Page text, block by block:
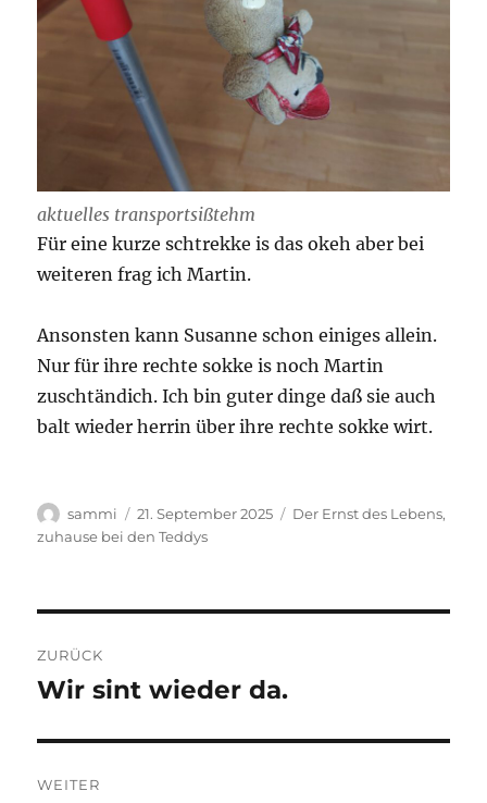
aktuelles transportsißtehm
Für eine kurze schtrekke is das okeh aber bei
weiteren frag ich Martin.
Ansonsten kann Susanne schon einiges allein.
Nur für ihre rechte sokke is noch Martin
zuschtändich. Ich bin guter dinge daß sie auch
balt wieder herrin über ihre rechte sokke wirt.
Autor
sammi
Veröffentlicht
am
21. September 2025 Kategorien
Der Ernst des Lebens,
zuhause bei den Teddys
ZURÜCK
Vorheriger
Wir sint wieder da.
WEITER